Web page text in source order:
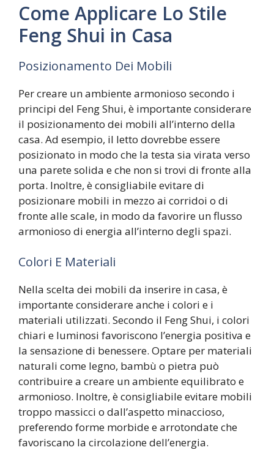
Come Applicare Lo Stile
Feng Shui in Casa
Posizionamento Dei Mobili
Per creare un ambiente armonioso secondo i
principi del Feng Shui, è importante considerare
il posizionamento dei mobili all’interno della
casa. Ad esempio, il letto dovrebbe essere
posizionato in modo che la testa sia virata verso
una parete solida e che non si trovi di fronte alla
porta. Inoltre, è consigliabile evitare di
posizionare mobili in mezzo ai corridoi o di
fronte alle scale, in modo da favorire un flusso
armonioso di energia all’interno degli spazi.
Colori E Materiali
Nella scelta dei mobili da inserire in casa, è
importante considerare anche i colori e i
materiali utilizzati. Secondo il Feng Shui, i colori
chiari e luminosi favoriscono l’energia positiva e
la sensazione di benessere. Optare per materiali
naturali come legno, bambù o pietra può
contribuire a creare un ambiente equilibrato e
armonioso. Inoltre, è consigliabile evitare mobili
troppo massicci o dall’aspetto minaccioso,
preferendo forme morbide e arrotondate che
favoriscano la circolazione dell’energia.